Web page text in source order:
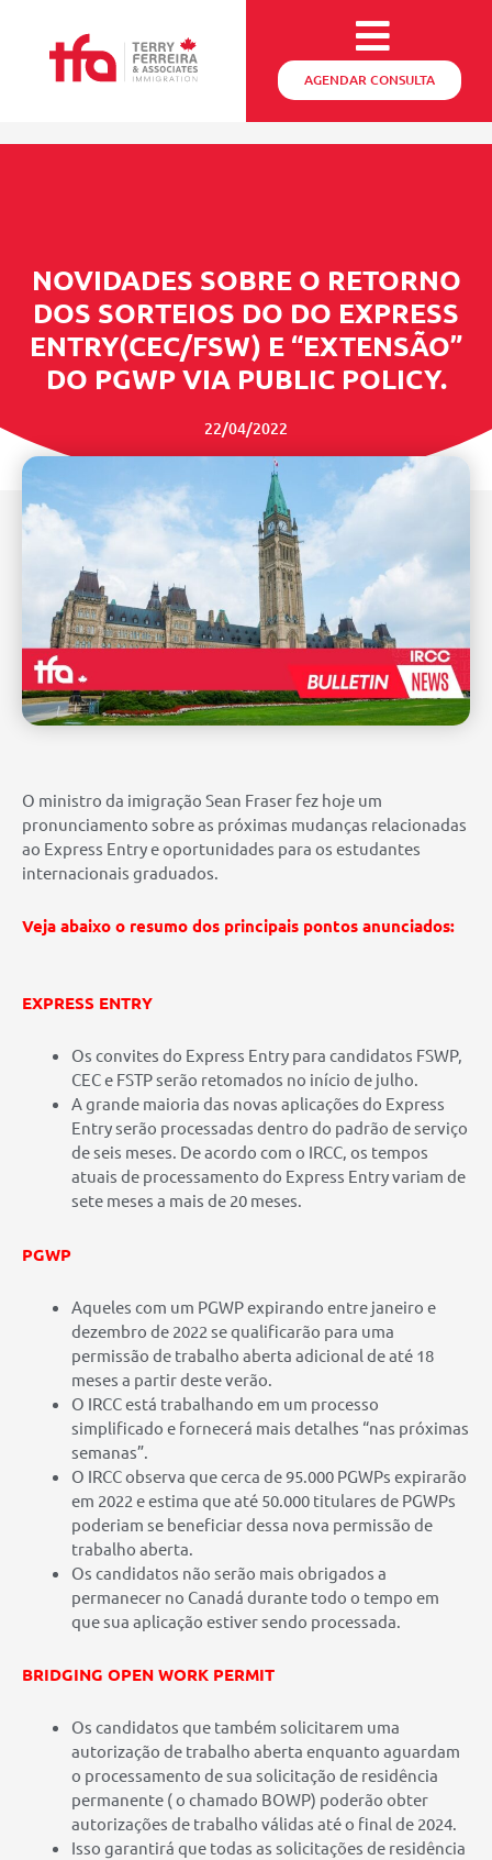
AGENDAR CONSULTA
NOVIDADES SOBRE O RETORNO
DOS SORTEIOS DO DO EXPRESS
ENTRY(CEC/FSW) E “EXTENSÃO”
DO PGWP VIA PUBLIC POLICY.
22/04/2022
O ministro da imigração Sean Fraser fez hoje um
pronunciamento sobre as próximas mudanças relacionadas
ao Express Entry e oportunidades para os estudantes
internacionais graduados.
Veja abaixo o resumo dos principais pontos anunciados:
EXPRESS ENTRY
Os convites do Express Entry para candidatos FSWP,
CEC e FSTP serão retomados no início de julho.
A grande maioria das novas aplicações do Express
Entry serão processadas dentro do padrão de serviço
de seis meses. De acordo com o IRCC, os tempos
atuais de processamento do Express Entry variam de
sete meses a mais de 20 meses.
PGWP
Aqueles com um PGWP expirando entre janeiro e
dezembro de 2022 se qualificarão para uma
permissão de trabalho aberta adicional de até 18
meses a partir deste verão.
O IRCC está trabalhando em um processo
simplificado e fornecerá mais detalhes “nas próximas
semanas”.
O IRCC observa que cerca de 95.000 PGWPs expirarão
em 2022 e estima que até 50.000 titulares de PGWPs
poderiam se beneficiar dessa nova permissão de
trabalho aberta.
Os candidatos não serão mais obrigados a
permanecer no Canadá durante todo o tempo em
que sua aplicação estiver sendo processada.
BRIDGING OPEN WORK PERMIT
Os candidatos que também solicitarem uma
autorização de trabalho aberta enquanto aguardam
o processamento de sua solicitação de residência
permanente ( o chamado BOWP) poderão obter
autorizações de trabalho válidas até o final de 2024.
Isso garantirá que todas as solicitações de residência